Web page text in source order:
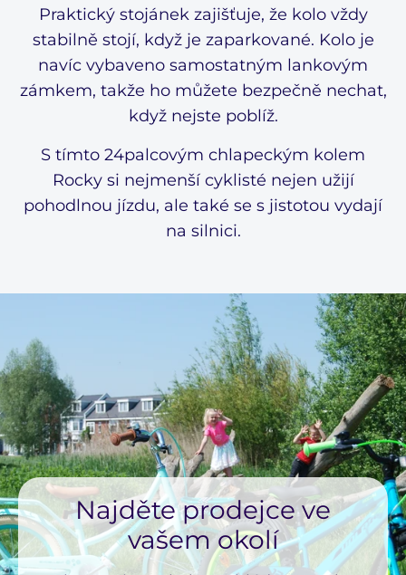
Praktický stojánek zajišťuje, že kolo vždy
stabilně stojí, když je zaparkované. Kolo je
navíc vybaveno samostatným lankovým
zámkem, takže ho můžete bezpečně nechat,
když nejste poblíž.
S tímto 24palcovým chlapeckým kolem
Rocky si nejmenší cyklisté nejen užijí
pohodlnou jízdu, ale také se s jistotou vydají
na silnici.
Najděte prodejce ve
vašem okolí